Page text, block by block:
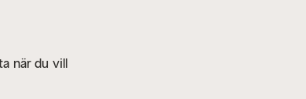
när du vill